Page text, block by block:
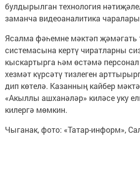
булдырылган технология
заманча видеоаналитика
Ясалма фәһемне мәктәп җәмәгать
системасына кертү чиратларны
кыскартырга һәм өстәмә
хезмәт күрсәтү тизлеген
дип көтелә. Казанның кайбер
«Акыллы ашханәләр» киләсе уку
килергә мөмкин.
Чыганак, фото: «Татар-информ»,